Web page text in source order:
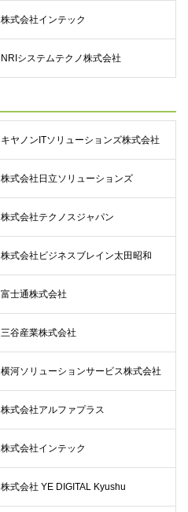
株式会社インテック
NRIシステムテクノ株式会社
キヤノンITソリューションズ株式会社
株式会社日立ソリューションズ
株式会社テクノスジャパン
株式会社ビジネスブレイン太田昭和
富士通株式会社
三谷産業株式会社
横河ソリューションサービス株式会社
株式会社アルファプラス
株式会社インテック
株式会社 YE DIGITAL Kyushu